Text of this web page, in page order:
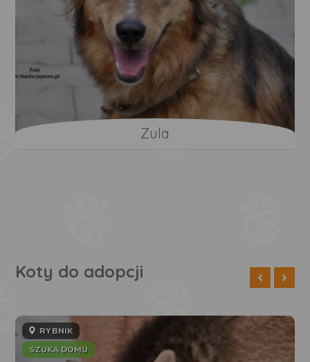
Zula
Koty do adopcji
RYBNIK
SZUKA DOMU